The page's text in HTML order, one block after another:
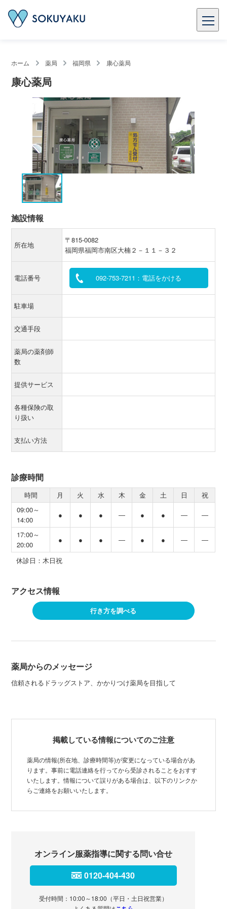
ホーム 薬局 福岡県 康心薬局
康心薬局
施設情報
所在地
〒815-0082
福岡県福岡市南区大楠２－１１－３２
電話番号 092-753-7211：電話をかける
駐車場
交通手段
薬局の薬剤師
数
提供サービス
各種保険の取
り扱い
支払い方法
診療時間
時間 月 火 水 木 金 土 日
祝
09:00～
14:00
● ● ● ― ● ● ― ―
17:00～
20:00
● ● ● ― ● ● ― ―
休診日：木日祝
アクセス情報
行き方を調べる
薬局からのメッセージ
信頼されるドラッグストア、かかりつけ薬局を目指して
掲載している情報についてのご注意
薬局の情報(所在地、診療時間等)が変更になっている場合があ
ります。事前に電話連絡を行ってから受診されることをおすす
いたします。情報について誤りがある場合は、以下のリンクか
らご連絡をお願いいたします。
オンライン服薬指導に関する問い合せ
0120-404-430
受付時間：10:00～18:00（平日・土日祝営業）